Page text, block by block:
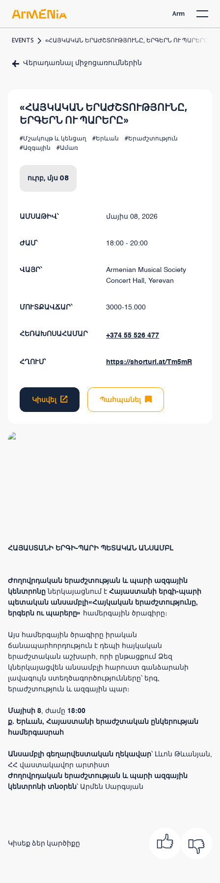
Arm
EVENTS «ՀԱՅԿԱԿԱՆ ԵՐԱԺՇՏՈՒԹՅՈՒՆԸ, ԵՐԳԵՐՆ ՈՒ ՊԱՐԵՐԸ»
Վերադառնալ միջոցառումներին
«ՀԱՅԿԱԿԱՆ ԵՐԱԺՇՏՈՒԹՅՈՒՆԸ,
ԵՐԳԵՐՆ ՈՒ ՊԱՐԵՐԸ»
#Մշակույթ և կենցաղ #Երևան
#Երաժշտություն
#Ազգային
#Ամառ
ուրբ, մյս 08
ԱՄՍԱԹԻՎ՝ մայիս 08, 2026
ԺԱՄ՝ 18:00 - 20:00
ՎԱՅՐ՝
Armenian Musical Society
Concert Hall, Yerevan
ՄՈՒՏՔԱՎՃԱՐ՝ 3000-15.000
ՀԵՌԱԽՈՍԱՀԱՄԱՐ +374 55 526 477
ՀՂՈՒՄ՝ https://shorturl.at/Tm5mR
Կիսվել Պահպանել
ՀԱՅԱՍՏԱՆԻ ԵՐԳԻ-ՊԱՐԻ ՊԵՏԱԿԱՆ ԱՆՍԱՄԲԼ
Ժողովրդական երաժշտության և պարի ազգային
կենտրոնը ներկայացնում է Հայաստանի երգի-պարի
պետական անսամբլի«Հայկական երաժշտությունը,
երգերն ու պարերը» համերգային ծրագիրը։
Այս համերգային ծրագիրը իրական
ճանապարհորդություն է դեպի հայկական
երաժշտական աշխարհ, որի ընթացքում Ձեզ
կներկայացվեն անսամբլի հարուստ գանձարանի
լավագույն ստեղծագործությունները՝ երգ,
երաժշտություն և ազգային պար։
Մայիսի 8, ժամը 18:00
ք. Երևան, Հայաստանի երաժշտական ընկերության
համերգասրահ
Անսամբլի գեղարվեստական ղեկավար՝ Լևոն Թևանյան,
ՀՀ վաստակավոր արտիստ
Ժողովրդական երաժշտության և պարի ազգային
կենտրոնի տնօրեն՝ Արմեն Սարգսյան
Կիսեք ձեր կարծիքը